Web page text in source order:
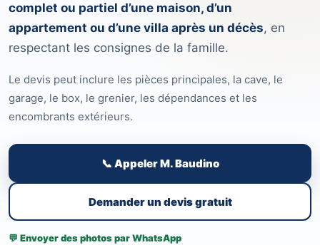
complet ou partiel d’une maison, d’un
appartement ou d’une villa après un décès, en
respectant les consignes de la famille.
Le devis peut inclure les pièces principales, la cave, le
garage, le box, le grenier, les dépendances et les
encombrants extérieurs.
📞 Appeler M. Baudino
Demander un devis gratuit
💬 Envoyer des photos par WhatsApp